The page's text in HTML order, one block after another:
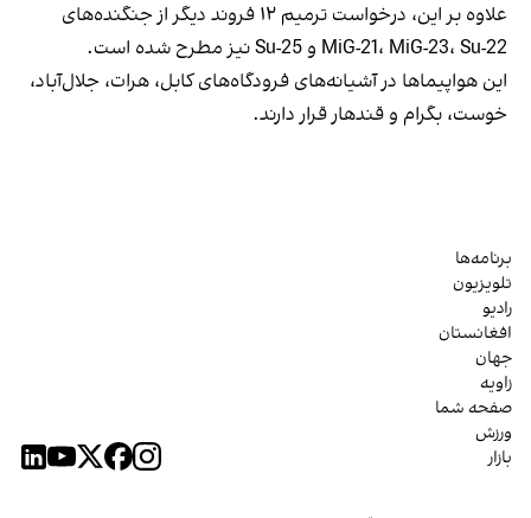
علاوه بر این، درخواست ترمیم ۱۲ فروند دیگر از جنگنده‌های
MiG-21، MiG-23، Su-22 و Su-25 نیز مطرح شده است.
این هواپیماها در آشیانه‌های فرودگاه‌های کابل، هرات، جلال‌آباد،
خوست، بگرام و قندهار قرار دارند.
برنامه‌ها
تلویزیون
رادیو
افغانستان
جهان
زاویه
صفحه شما
ورزش
بازار